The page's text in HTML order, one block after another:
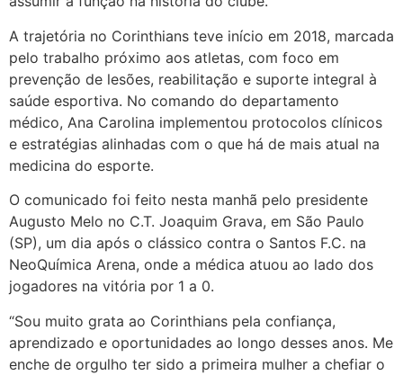
A trajetória no Corinthians teve início em 2018, marcada
pelo trabalho próximo aos atletas, com foco em
prevenção de lesões, reabilitação e suporte integral à
saúde esportiva. No comando do departamento
médico, Ana Carolina implementou protocolos clínicos
e estratégias alinhadas com o que há de mais atual na
medicina do esporte.
O comunicado foi feito nesta manhã pelo presidente
Augusto Melo no C.T. Joaquim Grava, em São Paulo
(SP), um dia após o clássico contra o Santos F.C. na
NeoQuímica Arena, onde a médica atuou ao lado dos
jogadores na vitória por 1 a 0.
“Sou muito grata ao Corinthians pela confiança,
aprendizado e oportunidades ao longo desses anos. Me
enche de orgulho ter sido a primeira mulher a chefiar o